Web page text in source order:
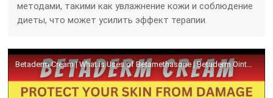
методами, такими как увлажнение кожи и соблюдение
диеты, что может усилить эффект терапии.
Betaderm Cream | What is Uses of Betamethasone | Betaderm Ointment Uses | Betnovate c Skin Cream